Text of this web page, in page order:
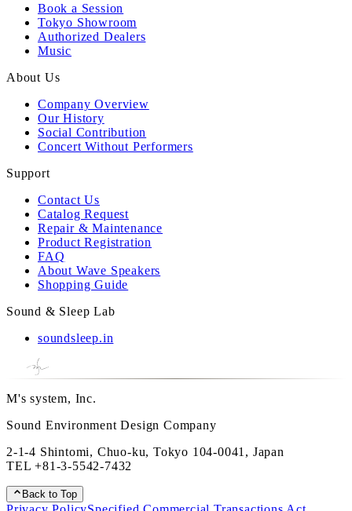
Book a Session
Tokyo Showroom
Authorized Dealers
Music
About Us
Company Overview
Our History
Social Contribution
Concert Without Performers
Support
Contact Us
Catalog Request
Repair & Maintenance
Product Registration
FAQ
About Wave Speakers
Shopping Guide
Sound & Sleep Lab
soundsleep.in
M's system, Inc.
Sound Environment Design Company
2-1-4 Shintomi, Chuo-ku, Tokyo 104-0041, Japan
TEL+81-3-5542-7432
Back to Top